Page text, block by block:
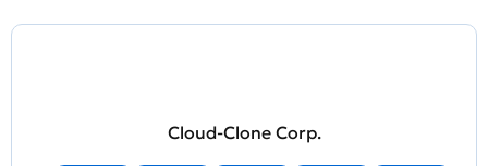
Cloud-Clone Corp.